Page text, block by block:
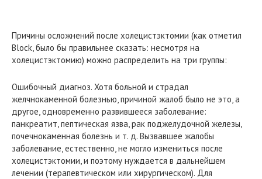
Причины осложнений после холецистэктомии (как отметил
Block, было бы правильнее сказать: несмотря на
холецистэктомию) можно распределить на три группы:
Ошибочный диагноз. Хотя больной и страдал
желчнокаменной болезнью, причиной жалоб было не это, а
другое, одновременно развившееся заболевание:
панкреатит, пептическая язва, рак поджелудочной железы,
почечнокаменная болезнь и т. д. Вызвавшее жалобы
заболевание, естественно, не могло измениться после
холецистэктомии, и поэтому нуждается в дальнейшем
лечении (терапевтическом или хирургическом). Для